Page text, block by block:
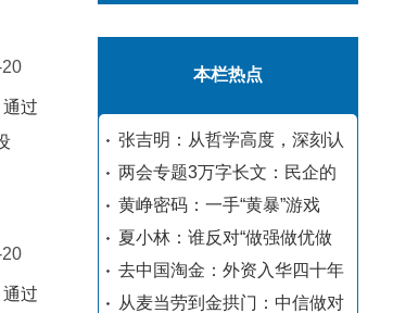
过
过
本栏热点
张吉明：从哲学高度，深刻认
两会专题3万字长文：民企的
黄峥密码：一手“黄暴”游戏
夏小林：谁反对“做强做优做
去中国淘金：外资入华四十年
从麦当劳到金拱门：中信做对